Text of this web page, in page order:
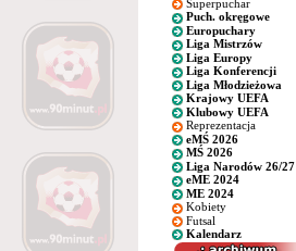
Superpuchar
Puch. okręgowe
Europuchary
Liga Mistrzów
Liga Europy
Liga Konferencji
Liga Młodzieżowa
Krajowy UEFA
Klubowy UEFA
Reprezentacja
eMŚ 2026
MŚ 2026
Liga Narodów 26/27
eME 2024
ME 2024
Kobiety
Futsal
Kalendarz